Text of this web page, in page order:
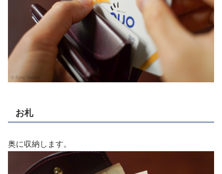
お札
奥に収納します。